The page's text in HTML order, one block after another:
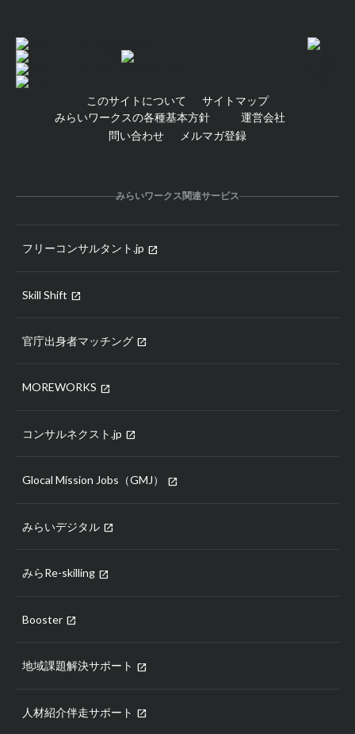
このサイトについて
サイトマップ
みらいワークスの各種基本方針
運営会社
問い合わせ
メルマガ登録
みらいワークス関連サービス
フリーコンサルタント.jp open_in_new
Skill Shift open_in_new
官庁出身者マッチング open_in_new
MOREWORKS open_in_new
コンサルネクスト.jp open_in_new
Glocal Mission Jobs（GMJ） open_in_new
みらいデジタル open_in_new
みらRe-skilling open_in_new
Booster open_in_new
地域課題解決サポート open_in_new
人材紹介伴走サポート open_in_new